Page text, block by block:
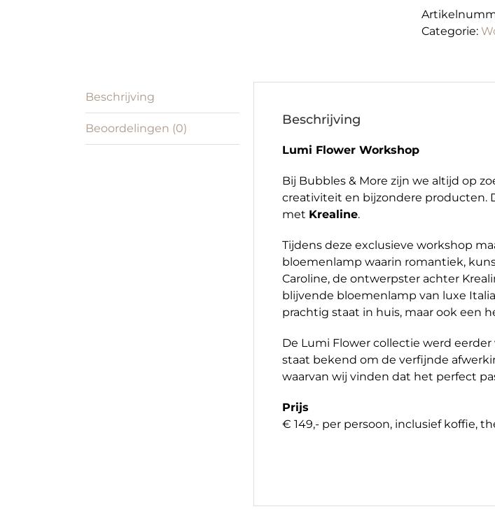
Categorie:
Beschrijving
Beoordelingen (0)
Beschrijving
Lumi Flower Workshop
Bij Bubbles & More zijn we altijd op
creativiteit en bijzondere producten.
met Krealine.
Tijdens deze exclusieve workshop
bloemenlamp waarin romantiek,
Caroline, de ontwerpster achter
blijvende bloemenlamp van luxe
prachtig staat in huis, maar ook een
De Lumi Flower collectie werd
staat bekend om de verfijnde
waarvan wij vinden dat het perfect
Prijs
€ 149,- per persoon, inclusief koffie,